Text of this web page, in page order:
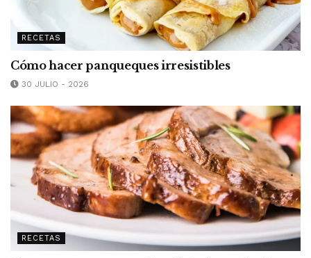
RECETAS
Cómo hacer panqueques irresistibles
30 JULIO - 2026
RECETAS